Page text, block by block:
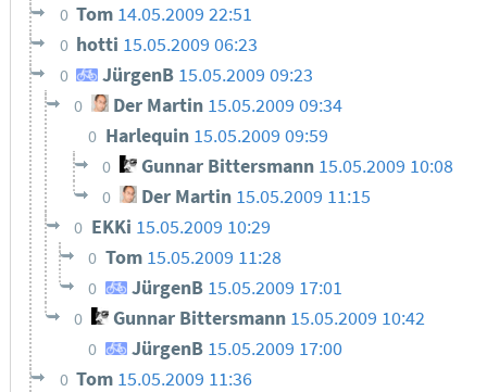
0 Tom 14.05.2009 22:51
0 hotti 15.05.2009 06:23
0 JürgenB 15.05.2009 09:23
0 Der Martin 15.05.2009 09:34
0 Harlequin 15.05.2009 09:59
0 Gunnar Bittersmann 15.05.2009 10:08
0 Der Martin 15.05.2009 11:15
0 EKKi 15.05.2009 10:29
0 Tom 15.05.2009 11:28
0 JürgenB 15.05.2009 17:01
0 Gunnar Bittersmann 15.05.2009 10:42
0 JürgenB 15.05.2009 17:00
0 Tom 15.05.2009 11:36